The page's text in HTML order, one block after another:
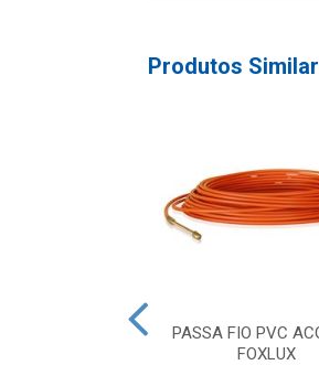
Produtos
PASSA FIO PVC
FOXLUX